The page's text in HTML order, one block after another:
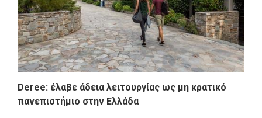
Deree: έλαβε άδεια λειτουργίας ως μη κρατικό
πανεπιστήμιο στην Ελλάδα